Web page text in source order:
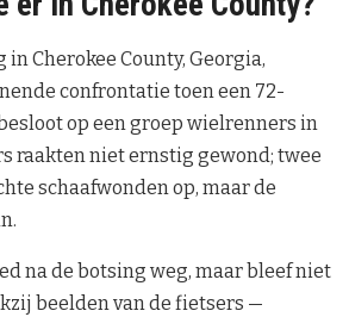
Cherokee County, Georgia,
confrontatie toen een 72-
op een groep wielrenners in
raakten niet ernstig gewond; twee
schaafwonden op, maar de
na de botsing weg, maar bleef niet
beelden van de fietsers —